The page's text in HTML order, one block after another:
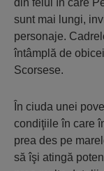
sunt mai lungi,
personaje.
întâmplă de
Scorsese.
În ciuda unei
condiţiile în care
prea des pe
să îşi atingă